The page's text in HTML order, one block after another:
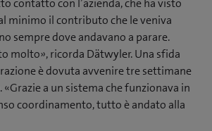
contatto con l’azienda, che ha visto
minimo il contributo che le veniva
sempre dove andavano a parare.
molto», ricorda Dätwyler. Una sfida
è dovuta avvenire tre settimane
a un sistema che funzionava in
coordinamento, tutto è andato alla